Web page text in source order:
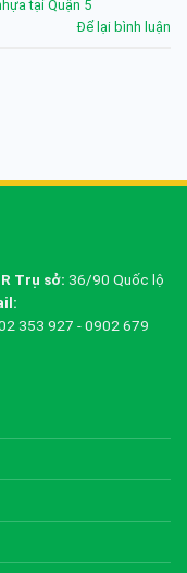
tại Quận 5
Để lại bình luận
Trụ sở: 36/90 Quốc lộ
353 927 - 0902 679